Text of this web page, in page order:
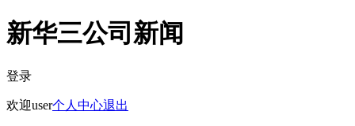
新华三公司新闻
登录
欢迎user个人中心退出